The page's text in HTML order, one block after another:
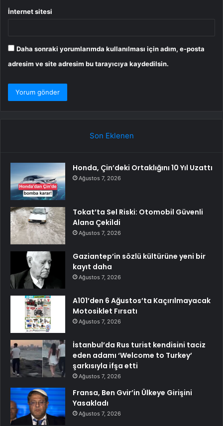
İnternet sitesi
Daha sonraki yorumlarımda kullanılması için adım, e-posta
adresim ve site adresim bu tarayıcıya kaydedilsin.
Son Eklenen
Honda, Çin’deki Ortaklığını 10 Yıl Uzattı
Ağustos 7, 2026
Tokat’ta Sel Riski: Otomobil Güvenli
Alana Çekildi
Ağustos 7, 2026
Gaziantep’in sözlü kültürüne yeni bir
kayıt daha
Ağustos 7, 2026
A101’den 6 Ağustos’ta Kaçırılmayacak
Motosiklet Fırsatı
Ağustos 7, 2026
İstanbul’da Rus turist kendisini taciz
eden adamı ‘Welcome to Turkey’
şarkısıyla ifşa etti
Ağustos 7, 2026
Fransa, Ben Gvir’in Ülkeye Girişini
Yasakladı
Ağustos 7, 2026